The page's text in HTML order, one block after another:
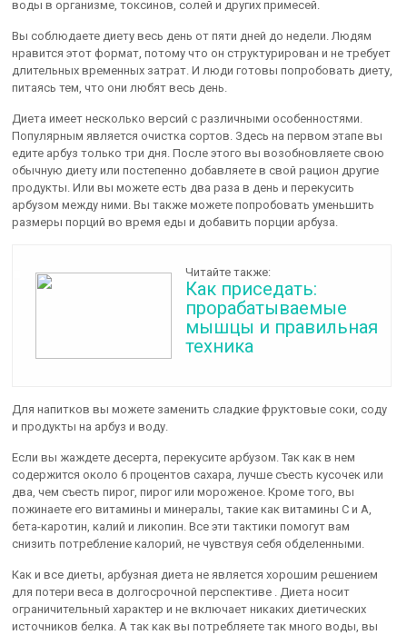
воды в организме, токсинов, солей и других примесей.
Вы соблюдаете диету весь день от пяти дней до недели. Людям
нравится этот формат, потому что он структурирован и не требует
длительных временных затрат. И люди готовы попробовать диету,
питаясь тем, что они любят весь день.
Диета имеет несколько версий с различными особенностями.
Популярным является очистка сортов. Здесь на первом этапе вы
едите арбуз только три дня. После этого вы возобновляете свою
обычную диету или постепенно добавляете в свой рацион другие
продукты. Или вы можете есть два раза в день и перекусить
арбузом между ними. Вы также можете попробовать уменьшить
размеры порций во время еды и добавить порции арбуза.
Читайте также:
Как приседать:
прорабатываемые
мышцы и правильная
техника
Для напитков вы можете заменить сладкие фруктовые соки, соду
и продукты на арбуз и воду.
Если вы жаждете десерта, перекусите арбузом. Так как в нем
содержится около 6 процентов сахара, лучше съесть кусочек или
два, чем съесть пирог, пирог или мороженое. Кроме того, вы
пожинаете его витамины и минералы, такие как витамины С и А,
бета-каротин, калий и ликопин. Все эти тактики помогут вам
снизить потребление калорий, не чувствуя себя обделенными.
Как и все диеты, арбузная диета не является хорошим решением
для потери веса в долгосрочной перспективе . Диета носит
ограничительный характер и не включает никаких диетических
источников белка. А так как вы потребляете так много воды, вы